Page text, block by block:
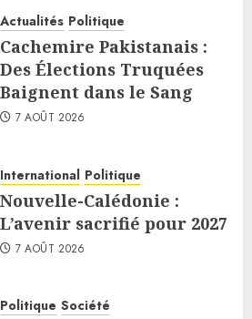
Actualités Politique
Cachemire Pakistanais :
Des Élections Truquées
Baignent dans le Sang
7 AOÛT 2026
International Politique
Nouvelle-Calédonie :
L’avenir sacrifié pour 2027
7 AOÛT 2026
Politique Société